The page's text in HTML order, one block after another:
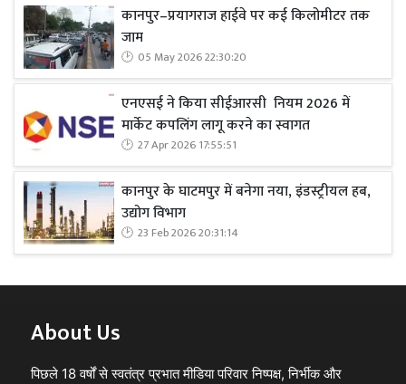
कानपुर–प्रयागराज हाईवे पर कई किलोमीटर तक
जाम
05 May 2026 22:30:20
एनएसई ने किया सीईआरसी नियम 2026 में
मार्केट कपलिंग लागू करने का स्वागत
27 Apr 2026 17:55:51
कानपुर के घाटमपुर में बनेगा नया, इंडस्ट्रीयल हब,
उद्योग विभाग
23 Feb 2026 20:31:14
About Us
पिछले 18 वर्षों से स्वतंत्र प्रभात मीडिया परिवार निष्पक्ष, निर्भीक और